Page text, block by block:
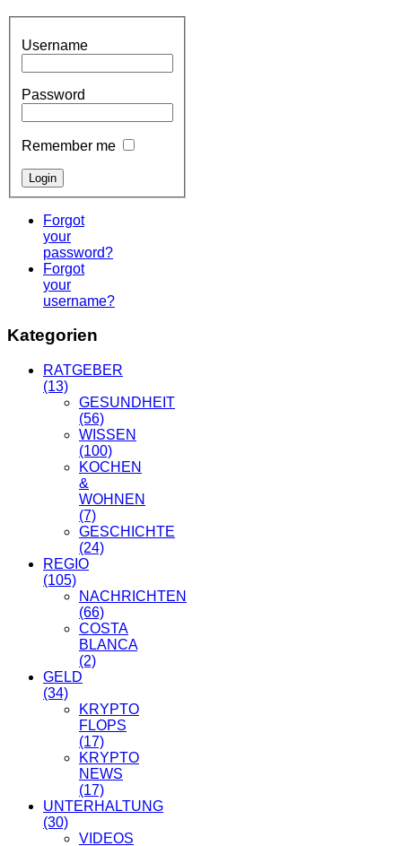
Username
Password
Remember me
Forgot
your
password?
Forgot
your
username?
Kategorien
RATGEBER
(13)
GESUNDHEIT
(56)
WISSEN
(100)
KOCHEN
&
WOHNEN
(7)
GESCHICHTE
(24)
REGIO
(105)
NACHRICHTEN
(66)
COSTA
BLANCA
(2)
GELD
(34)
KRYPTO
FLOPS
(17)
KRYPTO
NEWS
(17)
UNTERHALTUNG
(30)
VIDEOS